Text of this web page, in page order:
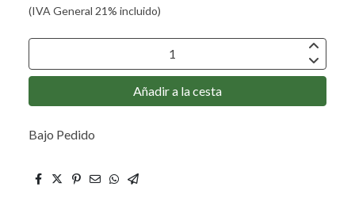
(IVA General 21% incluido)
Añadir a la cesta
Bajo Pedido